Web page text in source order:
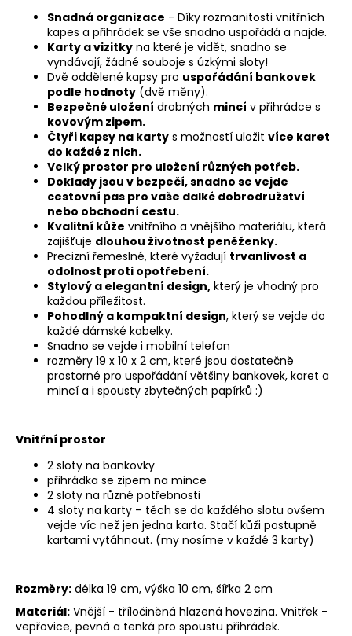
a
c
í
p
r
v
y
ý
p
i
s
u
Snadná organizace - Díky rozmanitosti vnitřních
kapes a přihrádek se vše snadno uspořádá a najde.
Karty a vizitky na které je vidět, snadno se
vyndávají, žádné souboje s úzkými sloty!
Dvě oddělené kapsy pro uspořádání bankovek
podle hodnoty (dvě měny).
Bezpečné uložení drobných mincí v přihrádce s
kovovým zipem.
Čtyři kapsy na karty s možností uložit více karet
do každé z nich.
Velký prostor pro uložení různých potřeb.
Doklady jsou v bezpečí, snadno se vejde
cestovní pas pro vaše dalké dobrodružství
nebo obchodní cestu.
Kvalitní kůže vnitřního a vnějšího materiálu, která
zajišťuje dlouhou životnost peněženky.
Precizní řemeslné, které vyžadují trvanlivost a
odolnost proti opotřebení.
Stylový a elegantní design, který je vhodný pro
každou příležitost.
Pohodlný a kompaktní design, který se vejde do
každé dámské kabelky.
Snadno se vejde i mobilní telefon
rozměry 19 x 10 x 2 cm, které jsou dostatečně
prostorné pro uspořádání většiny bankovek, karet a
mincí a i spousty zbytečných papírků :)
Vnitřní prostor
2 sloty na bankovky
přihrádka se zipem na mince
2 sloty na různé potřebnosti
4 sloty na karty – těch se do každého slotu ovšem
vejde víc než jen jedna karta. Stačí kůži postupně
kartami vytáhnout. (my nosíme v každé 3 karty)
Rozměry: délka 19 cm, výška 10 cm, šířka 2 cm
Materiál: Vnější - tříločiněná hlazená hovezina. Vnitřek -
vepřovice, pevná a tenká pro spoustu přihrádek.